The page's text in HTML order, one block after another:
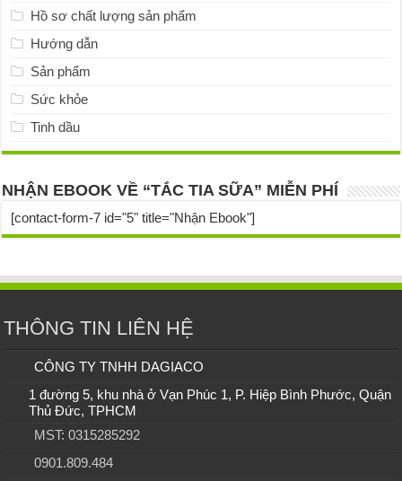
Hồ sơ chất lượng sản phẩm
Hướng dẫn
Sản phẩm
Sức khỏe
Tinh dầu
NHẬN EBOOK VỀ “TẮC TIA SỮA” MIỄN PHÍ
[contact-form-7 id="5" title="Nhận Ebook"]
THÔNG TIN LIÊN HỆ
CÔNG TY TNHH DAGIACO
1 đường 5, khu nhà ở Vạn Phúc 1, P. Hiệp Bình Phước, Quận
Thủ Đức, TPHCM
MST: 0315285292
0901.809.484